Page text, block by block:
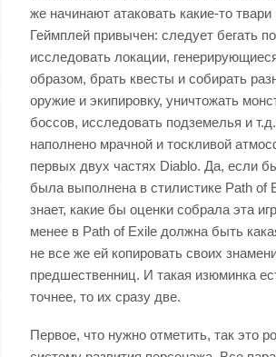
же начинают атаковать какие-то
Геймплей привычен: следует бегать
исследовать локации,
образом, брать квесты и собирать
оружие и экипировку, уничтожать
боссов, исследовать подземелья и
наполнено мрачной и тоскливой
первых двух частях Diablo. Да, если
была выполнена в стилистике Path of
знает, какие бы оценки собрала эта
менее в Path of Exile должна быть
не все же ей копировать своих
предшественниц. И такая изюминка
точнее, то их сразу две.
Первое, что нужно отметить, так это